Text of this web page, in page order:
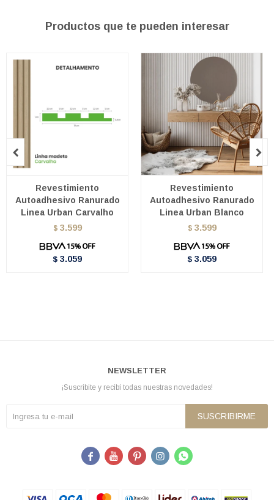
Productos que te pueden interesar
Revestimiento
Autoadhesivo Ranurado
Linea Urban Carvalho
$ 3.599
$ 3.059
Revestimiento
Autoadhesivo Ranurado
Linea Urban Blanco
$ 3.599
$ 3.059
 
NEWSLETTER
¡Suscribite y recibí todas nuestras novedades!
SUSCRIBIRME
    